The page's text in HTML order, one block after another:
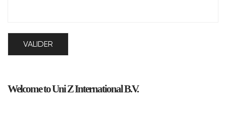
Welcome to Uni Z International B.V.